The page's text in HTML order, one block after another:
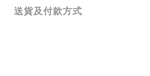
送貨及付款方式